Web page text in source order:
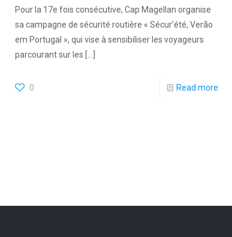
Pour la 17e fois consécutive, Cap Magellan organise
sa campagne de sécurité routière « Sécur’été, Verão
em Portugal », qui vise à sensibiliser les voyageurs
parcourant sur les
0 Read more